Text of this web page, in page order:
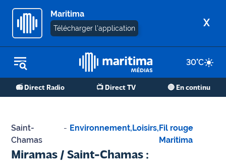
Maritima
Télécharger l'application X
30°C
📻 Direct Radio 📺 Direct TV 🔴 En continu
REPLAY RADIO
REPLAY TV
Martigues
- Etang
Saint-
Chamas
- Environnement,Loisirs,Fil rouge
Maritima
Miramas / Saint-Chamas :